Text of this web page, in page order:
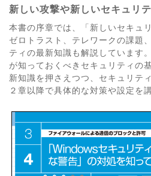
新しい攻撃や新しいセキュリ
本書の序章では、「新しいセキュ
ゼロトラスト、テレワークの課題
ティの最新知識も解説しています
が知っておくべきセキュリティの
新知識を押さえつつ、セキュリテ
２章以降で具体的な対策や設定を